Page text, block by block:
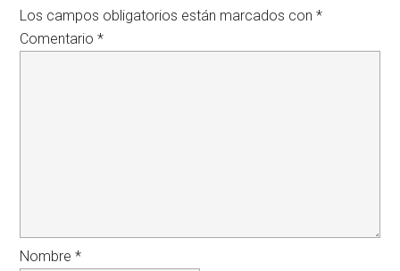
Los campos obligatorios están marcados con*
Comentario*
Nombre*